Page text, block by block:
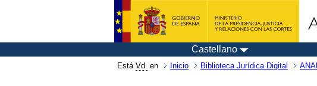
Castellano
Está Vd. en Inicio Biblioteca Jurídica Digital